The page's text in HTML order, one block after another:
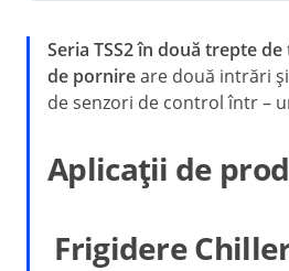
Seria TSS2 în două trepte de
de pornireare două intrări
desenzori de control într –
Aplicații de
Frigidere